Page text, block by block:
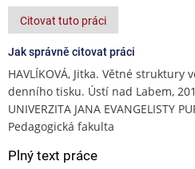
Citovat tuto práci
Jak správně citovat práci
HAVLÍKOVÁ, Jitka. Větné struktury
denního tisku. Ústí nad Labem,
UNIVERZITA JANA EVANGELISTY
Pedagogická fakulta
Plný text práce